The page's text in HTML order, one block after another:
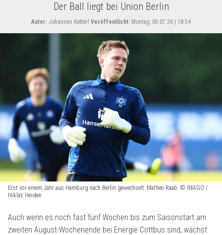
Der Ball liegt bei Union Berlin
Autor: Johannes Ketterl Veröffentlicht: Montag, 06.07.26 | 18:54
Erst vor einem Jahr aus Hamburg nach Berlin gewechselt: Matheo Raab. © IMAGO /
Niklas Heiden
Auch wenn es noch fast fünf Wochen bis zum Saisonstart am
zweiten August-Wochenende bei Energie Cottbus sind, wächst